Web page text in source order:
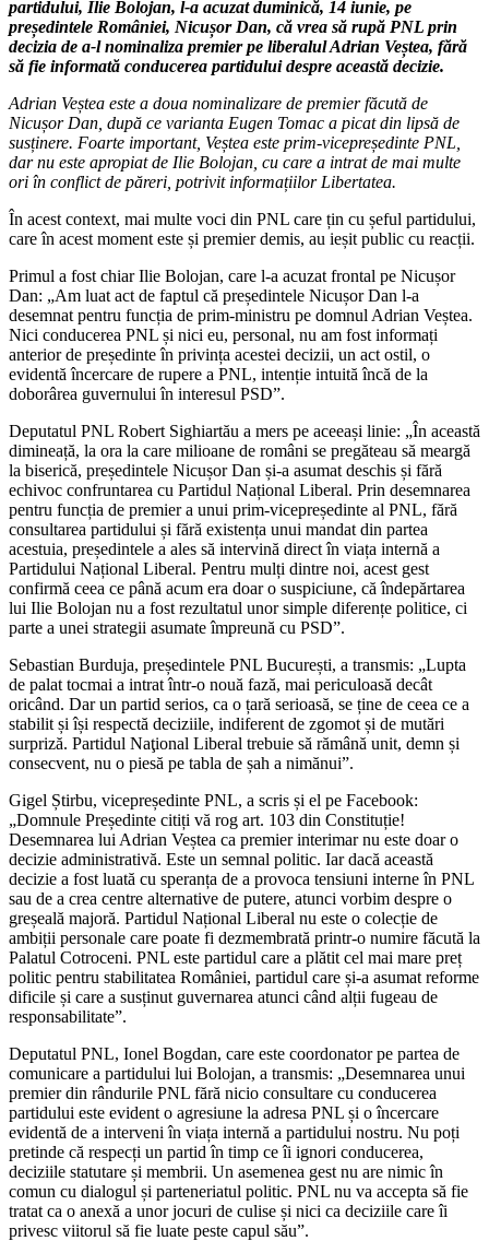
partidului, Ilie Bolojan, l-a acuzat duminică, 14 iunie, pe
președintele României, Nicușor Dan, că vrea să rupă PNL prin
decizia de a-l nominaliza premier pe liberalul Adrian Veștea, fără
să fie informată conducerea partidului despre această decizie.
Adrian Veștea este a doua nominalizare de premier făcută de
Nicușor Dan, după ce varianta Eugen Tomac a picat din lipsă de
susținere. Foarte important, Veștea este prim-vicepreședinte PNL,
dar nu este apropiat de Ilie Bolojan, cu care a intrat de mai multe
ori în conflict de păreri, potrivit informațiilor Libertatea.
În acest context, mai multe voci din PNL care țin cu șeful partidului,
care în acest moment este și premier demis, au ieșit public cu reacții.
Primul a fost chiar Ilie Bolojan, care l-a acuzat frontal pe Nicușor
Dan: „Am luat act de faptul că președintele Nicușor Dan l-a
desemnat pentru funcția de prim-ministru pe domnul Adrian Veștea.
Nici conducerea PNL și nici eu, personal, nu am fost informați
anterior de președinte în privința acestei decizii, un act ostil, o
evidentă încercare de rupere a PNL, intenție intuită încă de la
doborârea guvernului în interesul PSD”.
Deputatul PNL Robert Sighiartău a mers pe aceeași linie: „În această
dimineață, la ora la care milioane de români se pregăteau să meargă
la biserică, președintele Nicușor Dan și-a asumat deschis și fără
echivoc confruntarea cu Partidul Național Liberal. Prin desemnarea
pentru funcția de premier a unui prim-vicepreședinte al PNL, fără
consultarea partidului și fără existența unui mandat din partea
acestuia, președintele a ales să intervină direct în viața internă a
Partidului Național Liberal. Pentru mulți dintre noi, acest gest
confirmă ceea ce până acum era doar o suspiciune, că îndepărtarea
lui Ilie Bolojan nu a fost rezultatul unor simple diferențe politice, ci
parte a unei strategii asumate împreună cu PSD”.
Sebastian Burduja, președintele PNL București, a transmis: „Lupta
de palat tocmai a intrat într-o nouă fază, mai periculoasă decât
oricând. Dar un partid serios, ca o țară serioasă, se ține de ceea ce a
stabilit și își respectă deciziile, indiferent de zgomot și de mutări
surpriză. Partidul Naţional Liberal trebuie să rămână unit, demn și
consecvent, nu o piesă pe tabla de șah a nimănui”.
Gigel Știrbu, vicepreședinte PNL, a scris și el pe Facebook:
„Domnule Președinte citiți vă rog art. 103 din Constituție!
Desemnarea lui Adrian Veștea ca premier interimar nu este doar o
decizie administrativă. Este un semnal politic. Iar dacă această
decizie a fost luată cu speranța de a provoca tensiuni interne în PNL
sau de a crea centre alternative de putere, atunci vorbim despre o
greșeală majoră. Partidul Național Liberal nu este o colecție de
ambiții personale care poate fi dezmembrată printr-o numire făcută la
Palatul Cotroceni. PNL este partidul care a plătit cel mai mare preț
politic pentru stabilitatea României, partidul care și-a asumat reforme
dificile și care a susținut guvernarea atunci când alții fugeau de
responsabilitate”.
Deputatul PNL, Ionel Bogdan, care este coordonator pe partea de
comunicare a partidului lui Bolojan, a transmis: „Desemnarea unui
premier din rândurile PNL fără nicio consultare cu conducerea
partidului este evident o agresiune la adresa PNL și o încercare
evidentă de a interveni în viața internă a partidului nostru. Nu poți
pretinde că respecți un partid în timp ce îi ignori conducerea,
deciziile statutare și membrii. Un asemenea gest nu are nimic în
comun cu dialogul și parteneriatul politic. PNL nu va accepta să fie
tratat ca o anexă a unor jocuri de culise și nici ca deciziile care îi
privesc viitorul să fie luate peste capul său”.